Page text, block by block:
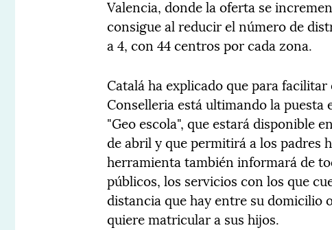
Valencia, donde la oferta se
consigue al reducir el número de
a 4, con 44 centros por cada zona.
Catalá ha explicado que para
Conselleria está ultimando la
"Geo escola", que estará disponible
de abril y que permitirá a los padres
herramienta también informará de
públicos, los servicios con los que
distancia que hay entre su domicilio
quiere matricular a sus hijos.